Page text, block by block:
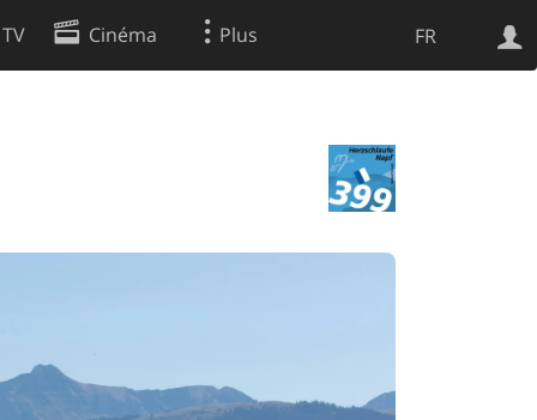
FR
Cinéma Plus